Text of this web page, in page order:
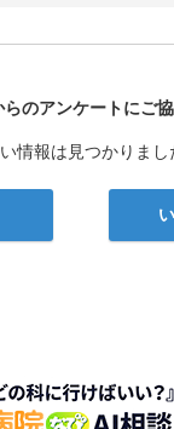
院なび
らのアンケートにご協
情報は見つかりまし